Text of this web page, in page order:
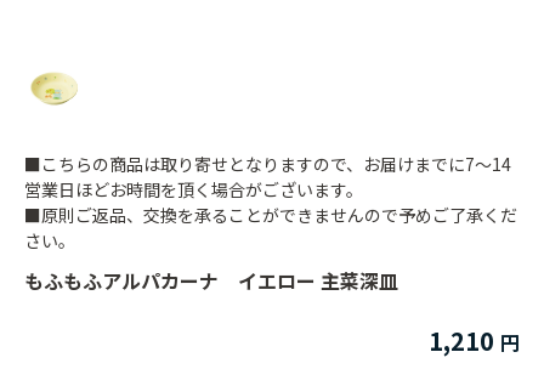
もふもふアルパカーナ イエロー 主菜深皿
1,210
■こちらの商品は取り寄せとなりますので、お届けまでに7～14
営業日ほどお時間を頂く場合がございます。
■原則ご返品、交換を承ることができませんので予めご了承くだ
さい。